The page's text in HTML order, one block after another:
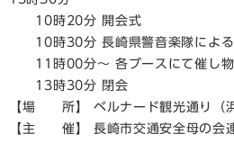
10時20分 開会式
10時30分 長崎県警音楽隊による
11時00分～ 各ブースにて催し物
13時30分 閉会
【場 所】 ベルナード観光通り（浜
【主 催】 長崎市交通安全母の会